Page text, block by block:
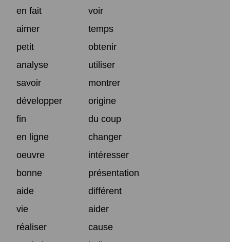
en fait
voir
aimer
temps
petit
obtenir
analyse
utiliser
savoir
montrer
développer
origine
fin
du coup
en ligne
changer
oeuvre
intéresser
bonne
présentation
aide
différent
vie
aider
réaliser
cause